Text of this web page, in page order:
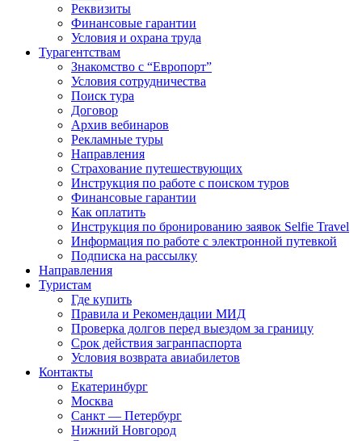
Реквизиты
Финансовые гарантии
Условия и охрана труда
Турагентствам
Знакомство с “Европорт”
Условия сотрудничества
Поиск тура
Договор
Архив вебинаров
Рекламные туры
Направления
Страхование путешествующих
Инструкция по работе с поиском туров
Финансовые гарантии
Как оплатить
Инструкция по бронированию заявок Selfie Travel
Информация по работе с электронной путевкой
Подписка на рассылку
Направления
Туристам
Где купить
Правила и Рекомендации МИД
Проверка долгов перед выездом за границу
Срок действия загранпаспорта
Условия возврата авиабилетов
Контакты
Екатеринбург
Москва
Санкт — Петербург
Нижний Новгород